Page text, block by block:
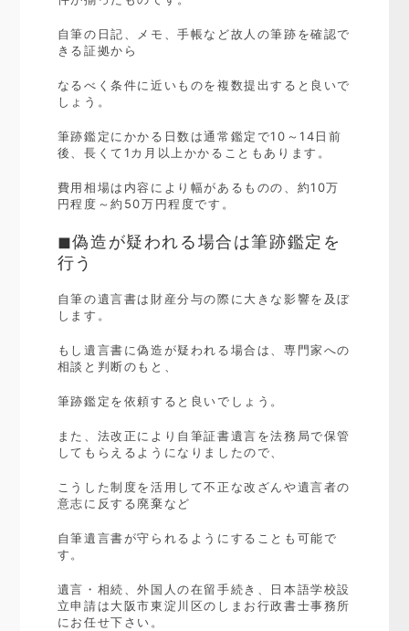
自筆の日記、メモ、手帳など故人の筆跡を確認で
きる証拠から
なるべく条件に近いものを複数提出すると良いで
しょう。
筆跡鑑定にかかる日数は通常鑑定で10～14日前
後、長くて1カ月以上かかることもあります。
費用相場は内容により幅があるものの、約10万
円程度～約50万円程度です。
◼︎偽造が疑われる場合は筆跡鑑定を
行う
自筆の遺言書は財産分与の際に大きな影響を及ぼ
します。
もし遺言書に偽造が疑われる場合は、専門家への
相談と判断のもと、
筆跡鑑定を依頼すると良いでしょう。
また、法改正により自筆証書遺言を法務局で保管
してもらえるようになりましたので、
こうした制度を活用して不正な改ざんや遺言者の
意志に反する廃棄など
自筆遺言書が守られるようにすることも可能で
す。
遺言・相続、外国人の在留手続き、日本語学校設
立申請は大阪市東淀川区のしまお行政書士事務所
にお任せ下さい。